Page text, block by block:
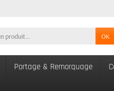
OK
Portage & Remorquage